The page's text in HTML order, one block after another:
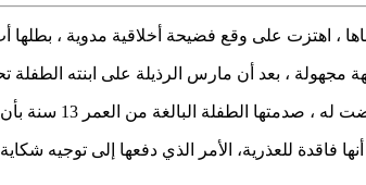
، اهتزت على وقع فضيحة أخلاقية مدوية ،
مجهولة ، بعد أن مارس الرذيلة على ابنته
افتض بكارتها و ظل يمارس الجنس معها و يعاشرها معاشرة الأزواج.
فاقدة للعذرية، الأمر الذي دفعها إلى توجيه